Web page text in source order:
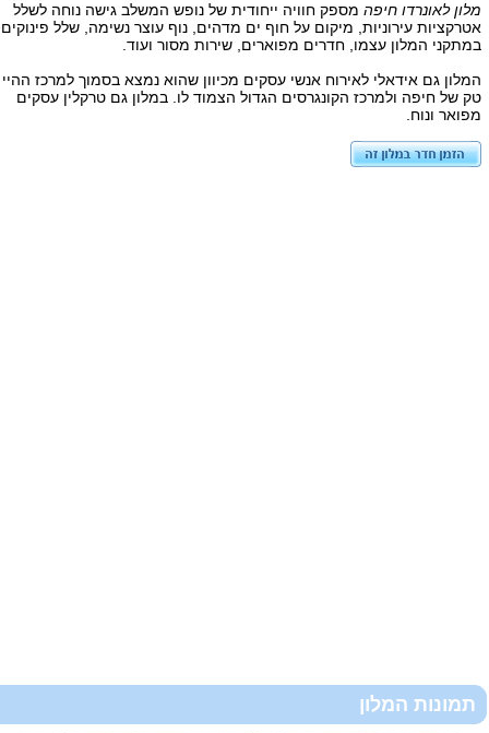
מלון לאונרדו חיפהמספק חוויה ייחודית של נופש המשלב גישה נוחה לשלל
אטרקציות עירוניות, מיקום על חוף ים מדהים, נוף עוצר נשימה, שלל פינוקים
במתקני המלון עצמו, חדרים מפוארים, שירות מסור ועוד.
המלון גם אידאלי לאירוח אנשי עסקים מכיוון שהוא נמצא בסמוך למרכז ההיי
טק של חיפה ולמרכז הקונגרסים הגדול הצמוד לו. במלון גם טרקלין עסקים
מפואר ונוח.
תמונות המלון